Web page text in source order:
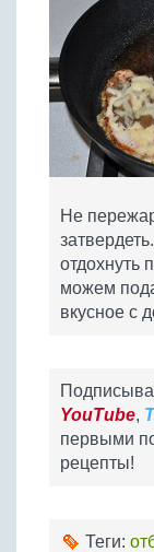
Не
отдохнуть
можем
вкусное с
YouTube,
первыми
рецепты!
Теги: